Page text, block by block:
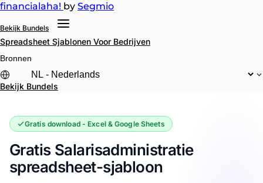
financialaha! by Segmio
Bekijk Bundels
Spreadsheet Sjablonen Voor Bedrijven
Bronnen
Bekijk Bundels
Gratis download - Excel & Google Sheets
Gratis Salarisadministratie
spreadsheet-sjabloon